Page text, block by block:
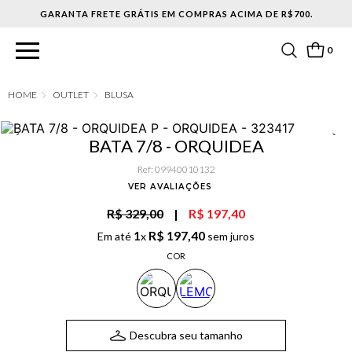
0
OUTLET BLUSA
BATA 7/8 - ORQUIDEA
Ref: 09940010132
VER AVALIAÇÕES
R$ 329,00 | R$ 197,40
Em até 1x R$ 197,40 sem juros
COR
Descubra seu tamanho